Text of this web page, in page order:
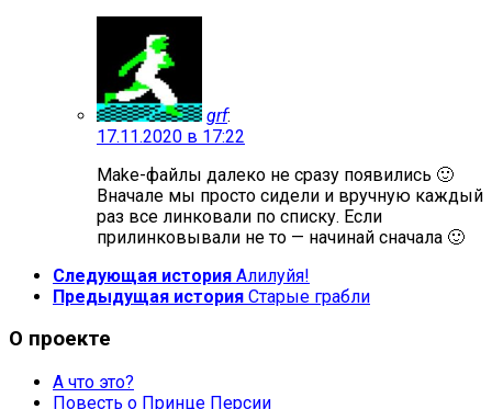
grf:
17.11.2020 в 17:22
Make-файлы далеко не сразу появились 🙂
Вначале мы просто сидели и вручную каждый
раз все линковали по списку. Если
прилинковывали не то — начинай сначала 🙂
Следующая история Алилуйя!
Предыдущая история Старые грабли
О проекте
А что это?
Повесть о Принце Персии